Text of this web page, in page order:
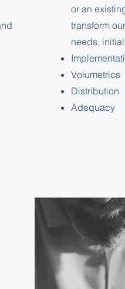
or an
transform
needs,
Volumetrics
Distribution
Adequacy